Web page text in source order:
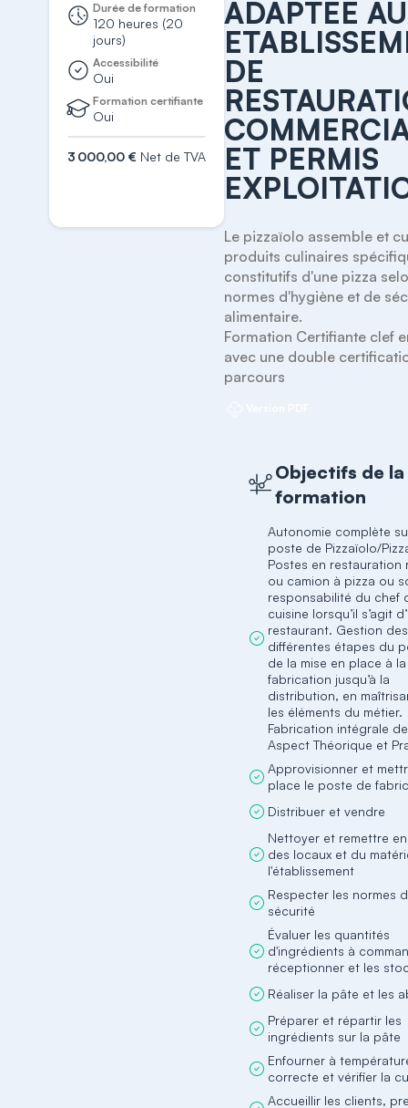
ETABLISSEMENTS
RESTAURATION
COMMERCIALE
ET PERMIS
EXPLOITATION
Durée de formation
120 heures (20
jours)
Accessibilité
Oui
Formation certifiante
Oui
3 000,00 € Net de TVA
ADAPTÉE
DE
ET PERMIS
Le pizzaïolo assemble et
produits culinaires
constitutifs d'une pizza
normes d'hygiène et de
alimentaire.
Formation Certifiante clef
avec une double
Objectifs de la
formation
Autonomie complète
poste de Pizzaïolo/
Postes en restauration
ou camion à pizza ou
responsabilité du chef
cuisine lorsqu’il s’agit
restaurant. Gestion des
différentes étapes du
de la mise en place à la
fabrication jusqu’à la
distribution, en
les éléments du métier.
Fabrication intégrale
Aspect Théorique et
Approvisionner et
place le poste de
Distribuer et vendre
Nettoyer et remettre
des locaux et du
l'établissement
Respecter les normes
sécurité
Évaluer les quantités
d'ingrédients à
réceptionner et les
Réaliser la pâte et les
Préparer et répartir les
ingrédients sur la pâte
Enfourner à
correcte et vérifier la
Accueillir les clients,